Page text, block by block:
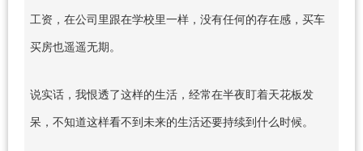
工资，在公司里跟在学校里一样，没有任何的存在感，买车
买房也遥遥无期。
说实话，我恨透了这样的生活，经常在半夜盯着天花板发
呆，不知道这样看不到未来的生活还要持续到什么时候。